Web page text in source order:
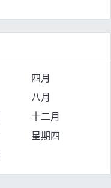
四月
八月
十二月
星期四